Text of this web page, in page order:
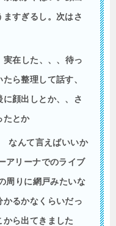
ますぎるし。次はさ
在した、、、待っ
ら整理して話す、
顔出しとか、、さ
たとか
なんて言えばいいか
アリーナでのライブ
周りに網戸みたいな
るかなくらいだっ
ら出てきました